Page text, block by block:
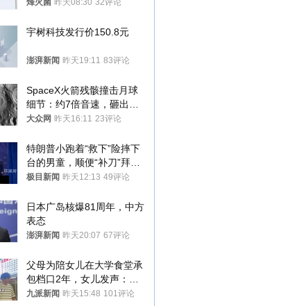
烽火菌 昨天08:30 32评论
宇树科技发行价150.8元
澎湃新闻 昨天19:11 83评论
SpaceX火箭残骸撞击月球
细节：约7倍音速，砸出直
径约30米撞击坑
大众网 昨天16:11 23评论
特朗普小跑着“救下”险摔下
台的男童，顺便“补刀”拜
登：“我可不想他像拜登一
极目新闻 昨天12:13 49评论
日本广岛核爆81周年，中方
表态
澎湃新闻 昨天20:07 67评论
父母为陪女儿在大学食堂承
包档口2年，女儿发声：初
衷是为了陪伴，毕业后将不
九派新闻 昨天15:48 101评论